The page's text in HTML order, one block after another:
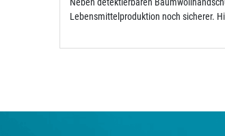
Neben detektierbaren
Lebensmittelproduktion noch sicherer.